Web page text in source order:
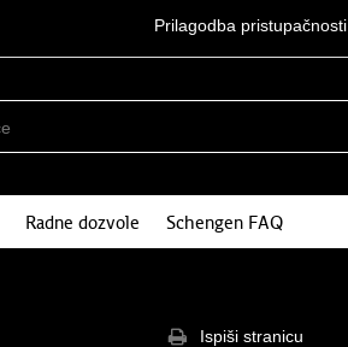
Prilagodba pristupačnosti
Radne dozvole Schengen FAQ
Ispiši stranicu